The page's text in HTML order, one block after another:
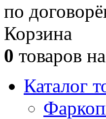
по
Корзина
0 товаров на
Каталог